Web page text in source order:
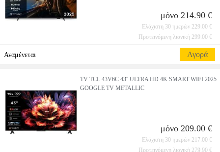
μόνο 214.90 €
Ελάχιστη 30 ημερών 229.00 €
Προτεινόμενη λιανική 299.00 €
Αναμένεται Αγορά
TV TCL 43V6C 43'' ULTRA HD 4K SMART WIFI 2025
GOOGLE TV METALLIC
μόνο 209.00 €
Ελάχιστη 30 ημερών 217.00 €
Προτεινόμενη λιανική 279.90 €